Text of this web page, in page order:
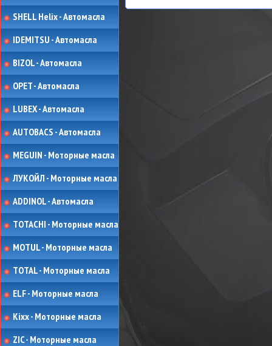
SHELL Helix - Автомасла
IDEMITSU - Автомасла
BIZOL - Автомасла
OPET - Автомасла
LUBEX - Автомасла
AUTOBACS - Автомасла
MEGUIN - Моторные масла
ЛУКОЙЛ - Моторные масла
ADDINOL - Автомасла
TOTACHI - Моторные масла
MOTUL - Моторные масла
TOTAL - Моторные масла
ELF - Моторные масла
Kixx - Моторные масла
ZIC - Моторные масла